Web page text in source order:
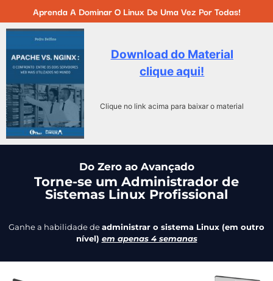
Aprenda A Dominar O Linux De Uma Vez Por Todas!
Download do Material
clique aqui!
Clique no link acima para baixar o material
Do Zero ao Avançado
Torne-se um Administrador de
Sistemas Linux Profissional
Ganhe a habilidade deadministrar o sistema Linux (em outro
nível) em apenas 4 semanas